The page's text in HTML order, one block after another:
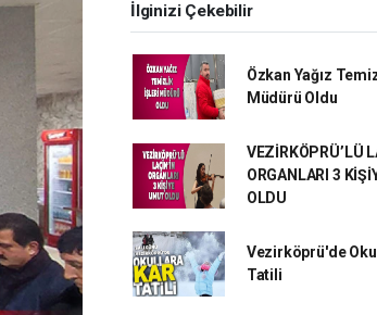
İlginizi Çekebilir
Özkan Yağız
Müdürü Oldu
VEZİRKÖPRÜ’LÜ
ORGANLARI 3
OLDU
Vezirköprü'de
Tatili